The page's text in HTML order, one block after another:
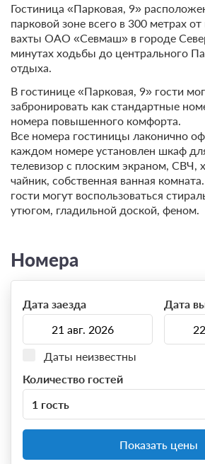
Гостиница «Парковая, 9»
парковой зоне всего в 300 метрах
вахты ОАО «Севмаш» в городе
минутах ходьбы до центрального
отдыха.
В гостинице «Парковая, 9» гости
забронировать как стандартные
номера повышенного комфорта.
Все номера гостиницы лаконично
каждом номере установлен шкаф
телевизор с плоским экраном, СВЧ,
чайник, собственная ванная
гости могут воспользоваться
утюгом, гладильной доской, феном.
Номера
Дата заезда Дата
Даты неизвестны
Количество гостей
1 гость
Показать цены